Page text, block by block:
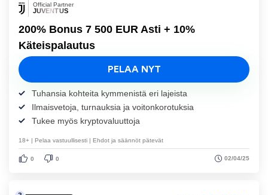
Official Partner
JUVENTUS
02/04/25
200% Bonus 7 500 EUR Asti + 10%
Käteispalautus
Tuhansia kohteita kymmenistä eri lajeista
Ilmaisvetoja, turnauksia ja voitonkorotuksia
Tukee myös kryptovaluuttoja
PELAA NYT
0 0
18+ | Pelaa vastuullisesti | Ehdot ja säännöt pätevät